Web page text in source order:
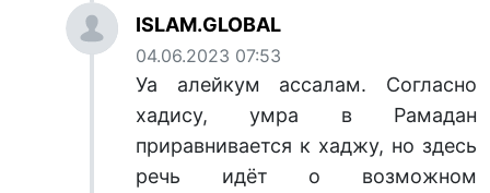
ISLAM.GLOBAL
04.06.2023 07:53
Уа алейкум ассалам. Согласно
хадису, умра в Рамадан
приравнивается к хаджу, но здесь
речь идёт о возможном